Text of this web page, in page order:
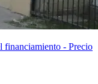
financiamiento - Precio